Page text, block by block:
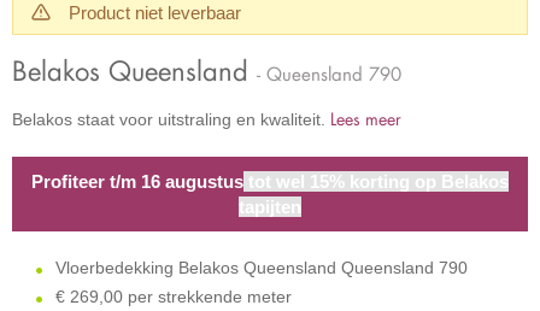
Product niet leverbaar
Belakos Queensland - Queensland 790
Belakos staat voor uitstraling en kwaliteit. Lees meer
Profiteer t/m 16 augustus tot wel 15% korting op Belakos
tapijten
Vloerbedekking Belakos Queensland Queensland 790
€ 269,00 per strekkende meter